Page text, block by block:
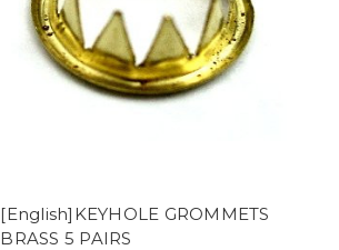
[English]KEYHOLE GROMMETS
BRASS 5 PAIRS